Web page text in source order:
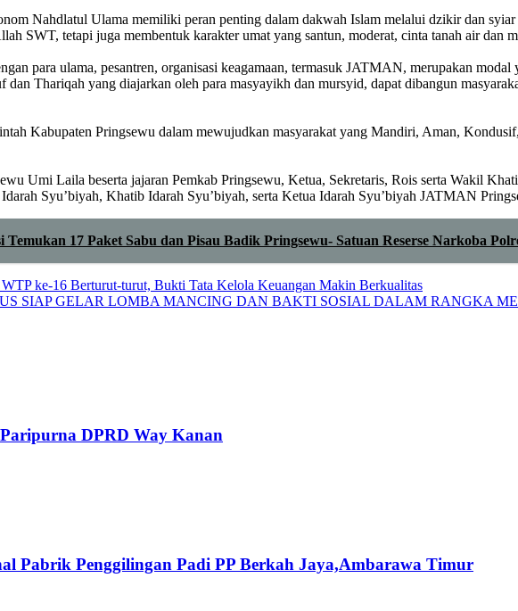
Nahdlatul Ulama memiliki peran penting dalam dakwah Islam melalui dzikir dan
SWT, tetapi juga membentuk karakter umat yang santun, moderat, cinta tanah air dan
para ulama, pesantren, organisasi keagamaan, termasuk JATMAN, merupakan
Thariqah yang diajarkan oleh para masyayikh dan mursyid, dapat dibangun
Kabupaten Pringsewu dalam mewujudkan masyarakat yang Mandiri, Aman,
Umi Laila beserta jajaran Pemkab Pringsewu, Ketua, Sekretaris, Rois serta Wakil
Syu’biyah, Khatib Idarah Syu’biyah, serta Ketua Idarah Syu’biyah JATMAN
Temukan 17 Paket Sabu dan Pisau Badik Pringsewu- Satuan Reserse Narkoba
ke-16 Berturut-turut, Bukti Tata Kelola Keuangan Makin Berkualitas
SIAP GELAR LOMBA MANCING DAN BAKTI SOSIAL DALAM RANGKA
DPRD Way Kanan
Pabrik Penggilingan Padi PP Berkah Jaya,‎Ambarawa Timur